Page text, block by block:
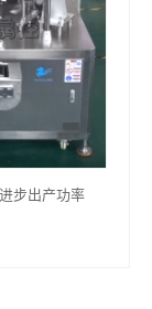
多少